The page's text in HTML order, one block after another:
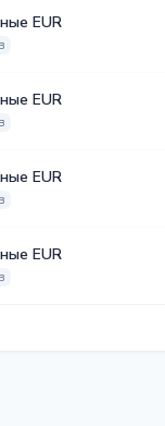
EUR
EUR
EUR
EUR